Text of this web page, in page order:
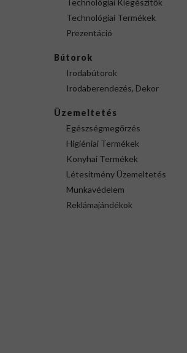
Technológiai Kiegészítők
Technológiai Termékek
Prezentáció
Bútorok
Irodabútorok
Irodaberendezés, Dekor
Üzemeltetés
Egészségmegőrzés
Higiéniai Termékek
Konyhai Termékek
Létesítmény Üzemeltetés
Munkavédelem
Reklámajándékok